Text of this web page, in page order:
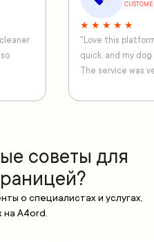
★ ★ ★ ★ ★
"Love this
quick, and my
The service was
советы для
о специалистах и услугах,
на A4ord.